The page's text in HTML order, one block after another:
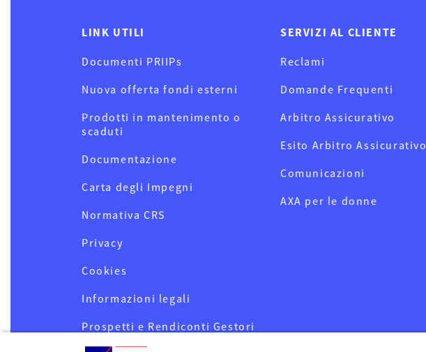
LINK UTILI
Documenti PRIIPs
Nuova offerta fondi esterni
Prodotti in mantenimento o
scaduti
Documentazione
Carta degli Impegni
Normativa CRS
Privacy
Cookies
Informazioni legali
Prospetti e Rendiconti Gestori
SERVIZI AL CLIENTE
Reclami
Domande Frequenti
Arbitro Assicurativo
Esito Arbitro Assicurativo
Comunicazioni
AXA per le donne